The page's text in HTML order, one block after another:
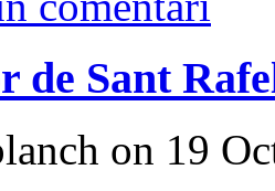
de Sant
on 19